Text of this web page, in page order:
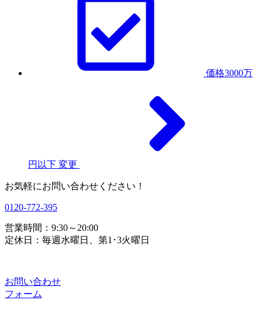
価格3000万
円以下 変更
お気軽にお問い合わせください！
0120-772-395
営業時間：9:30～20:00
定休日：毎週水曜日、第1･3火曜日
お問い合わせ
フォーム